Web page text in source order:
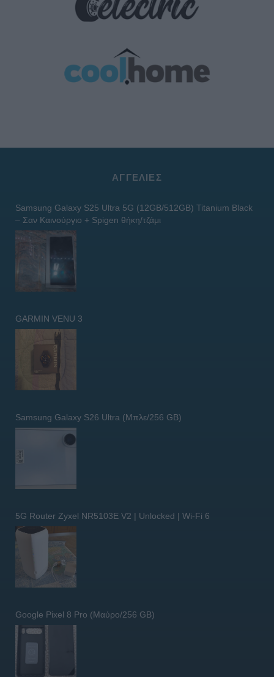
ΑΓΓΕΛΊΕΣ
Samsung Galaxy S25 Ultra 5G (12GB/512GB) Titanium Black
– Σαν Καινούργιο + Spigen θήκη/τζάμι
GARMIN VENU 3
Samsung Galaxy S26 Ultra (Μπλε/256 GB)
5G Router Zyxel NR5103E V2 | Unlocked | Wi-Fi 6
Google Pixel 8 Pro (Μαύρο/256 GB)